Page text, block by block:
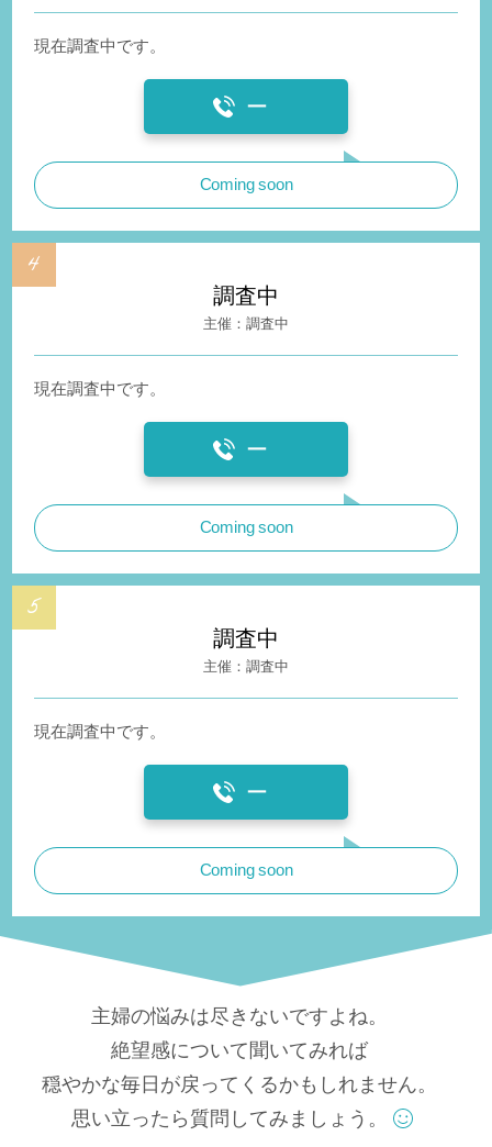
現在調査中です。
ー
Coming soon
調査中
調査中
現在調査中です。
ー
Coming soon
調査中
調査中
現在調査中です。
ー
Coming soon
主婦の悩みは尽きないですよね。
絶望感について聞いてみれば
穏やかな毎日が戻ってくるかもしれません。
思い立ったら質問してみましょう。